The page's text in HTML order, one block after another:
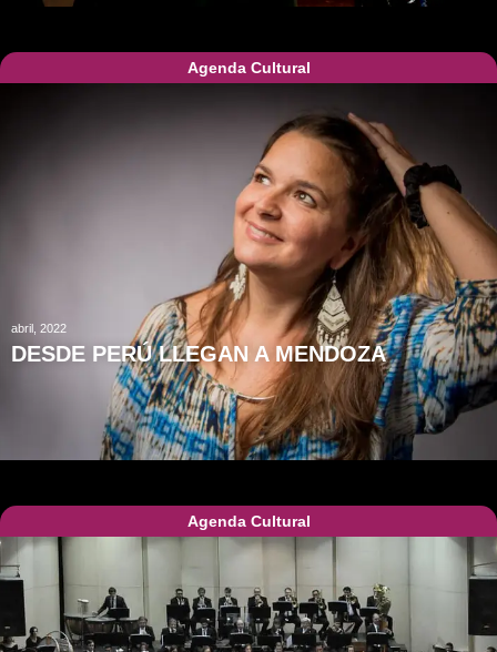
Agenda Cultural
abril, 2022
DESDE PERÚ LLEGAN A MENDOZA
Agenda Cultural